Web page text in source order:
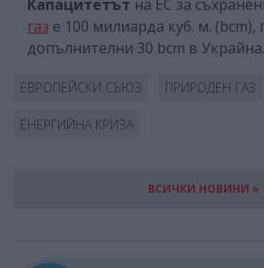
Капацитетът на ЕС за
газ е 100 милиарда куб. м. (bcm),
допълнителни 30 bcm в Украйна.
ЕВРОПЕЙСКИ СЪЮЗ ПРИРОДЕН ГАЗ
ЕНЕРГИЙНА КРИЗА
ВСИЧКИ НОВИНИ »